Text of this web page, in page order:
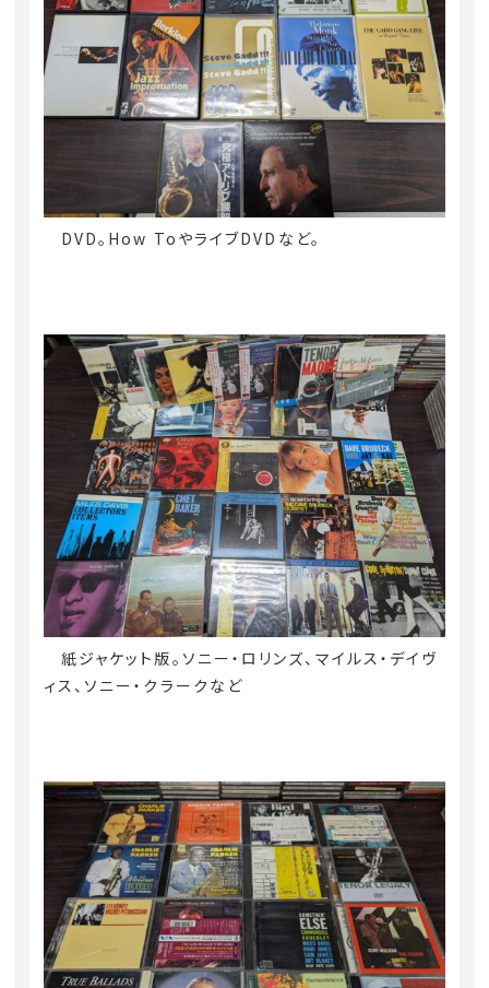
DVD。How ToやライブDVDなど。
紙ジャケット版。ソニー・ロリンズ、マイルス・デイヴ
ィス、ソニー・クラークなど